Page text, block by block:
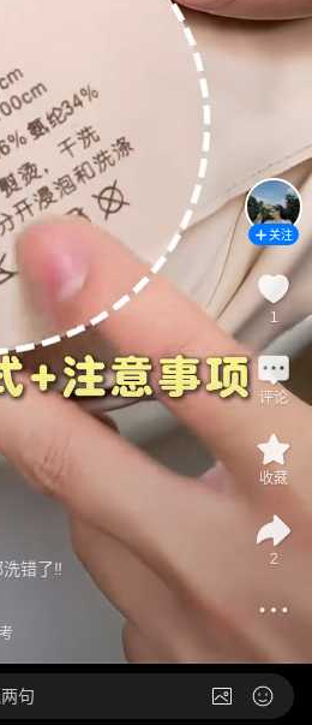
错了‼️
关注
1
评论
收藏
2
句